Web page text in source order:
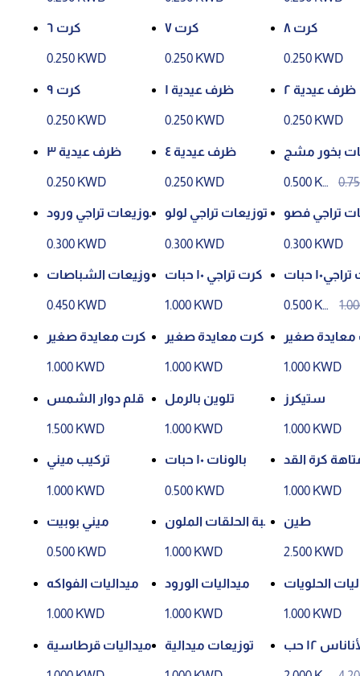
كرت ٦
0.250 KWD
كرت ٧
0.250 KWD
كرت ٨
0.250 KWD
كرت ٩
0.250 KWD
ظرف عيدية ١
0.250 KWD
ظرف عيدية ٢
0.250 KWD
ظرف عيدية ٣
0.250 KWD
ظرف عيدية ٤
0.250 KWD
بخور مشج
0.500 KW
توزيعات تراجي ورود
0.300 KWD
توزيعات تراجي لولو
0.300 KWD
تراجي فصو
0.300 KWD
توزيعات الشباصات
0.450 KWD
كرت تراجي ١٠ حبات
1.000 KWD
حبات
0.500 KW
كرت معايدة صغير
1.000 KWD
كرت معايدة صغير
1.000 KWD
صغير
1.000 KWD
قلم دوار الشمس
1.500 KWD
تلوين بالرمل
1.000 KWD
ستيكرز
1.000 KWD
تركيب ميني
1.000 KWD
بالونات ١٠ حبات
0.500 KWD
كرة القد
1.000 KWD
ميني بوبيت
0.500 KWD
لعبة الحلقات الملون
1.000 KWD
طين
2.500 KWD
ميداليات الفواكه
1.000 KWD
ميداليات الورود
1.000 KWD
الحلويات
1.000 KWD
ميداليات قرطاسية توزيعات ميدالية
علبة الأناناس ١٢ حب